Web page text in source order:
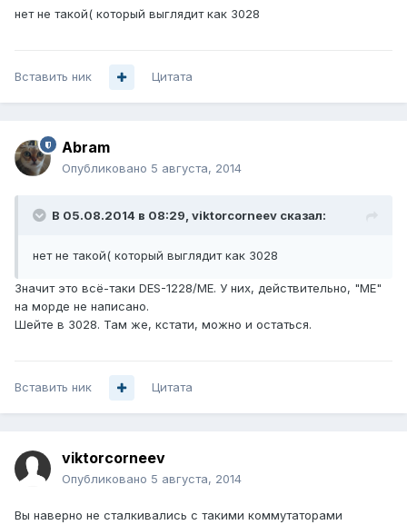
нет не такой( который выглядит как 3028
Вставить ник Цитата
Abram
Опубликовано 5 августа, 2014
В 05.08.2014 в 08:29, viktorcorneev сказал:
нет не такой( который выглядит как 3028
Значит это всё-таки DES-1228/ME. У них, действительно, "ME"
на морде не написано.
Шейте в 3028. Там же, кстати, можно и остаться.
Вставить ник Цитата
viktorcorneev
Опубликовано 5 августа, 2014
Вы наверно не сталкивались с такими коммутаторами